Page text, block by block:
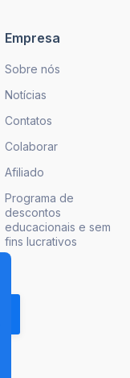
Empresa
Sobre nós
Notícias
Contatos
Colaborar
Afiliado
Programa de
descontos
educacionais e sem
fins lucrativos